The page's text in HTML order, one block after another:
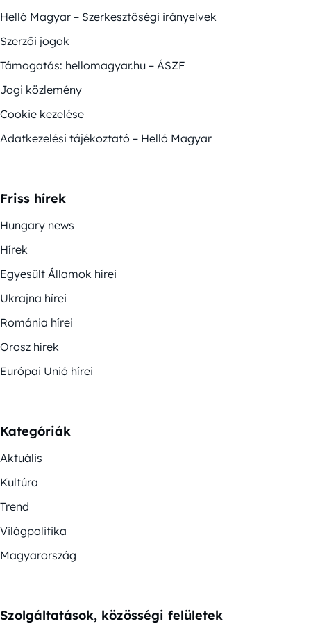
Helló Magyar – Szerkesztőségi irányelvek
Szerzői jogok
Támogatás: hellomagyar.hu – ÁSZF
Jogi közlemény
Cookie kezelése
Adatkezelési tájékoztató – Helló Magyar
Friss hírek
Hungary news
Hírek
Egyesült Államok hírei
Ukrajna hírei
Románia hírei
Orosz hírek
Európai Unió hírei
Kategóriák
Aktuális
Kultúra
Trend
Világpolitika
Magyarország
Szolgáltatások, közösségi felületek